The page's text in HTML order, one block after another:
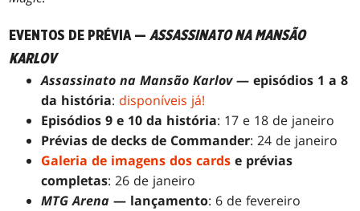
EVENTOS DE PRÉVIA —ASSASSINATO NA MANSÃO
KARLOV
Assassinato na Mansão Karlov— episódios 1 a 8
da história: disponíveis já!
Episódios 9 e 10 da história: 17 e 18 de janeiro
Prévias de decks de Commander: 24 de janeiro
Galeria de imagens dos cards e prévias
completas: 26 de janeiro
MTG Arena — lançamento: 6 de fevereiro